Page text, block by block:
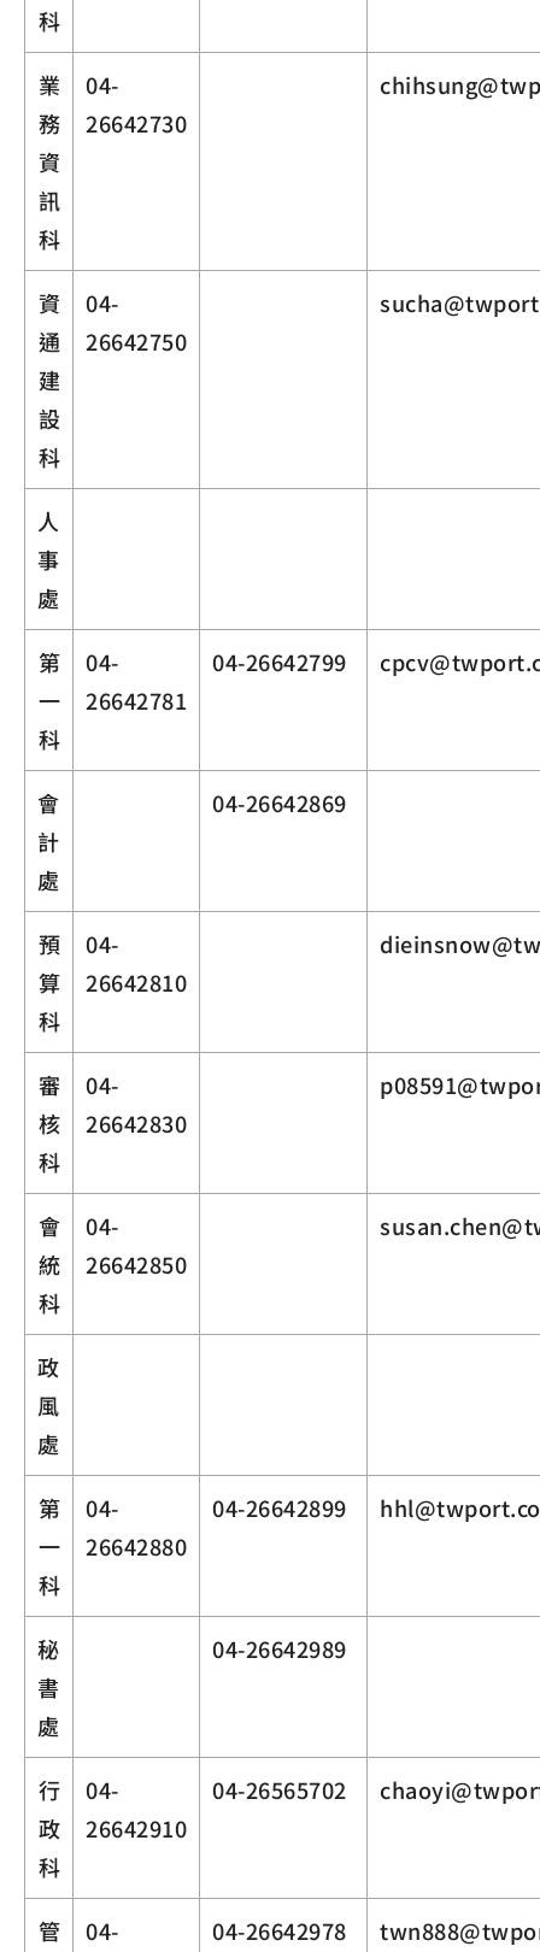
科
業
務
資
訊
科
04-
26642730
資
通
建
設
科
04-
26642750
人
事
處
第
一
科
04-
26642781
04-26642799
會
計
處
04-26642869
預
算
科
04-
26642810
審
核
科
04-
26642830
會
統
科
04-
26642850
政
風
處
第
一
科
04-
26642880
04-26642899
秘
書
處
04-26642989
行
政
科
04-
26642910
04-26565702
管
04-
04-26642978